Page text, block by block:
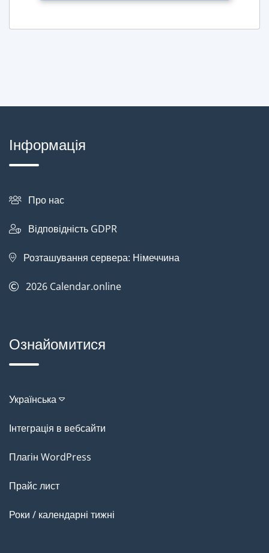
Інформація
Про нас
Відповідність GDPR
Розташування сервера: Німеччина
2026 Calendar.online
Ознайомитися
Українська
Інтеграція в вебсайти
Плагін WordPress
Прайс лист
Роки / календарні тижні